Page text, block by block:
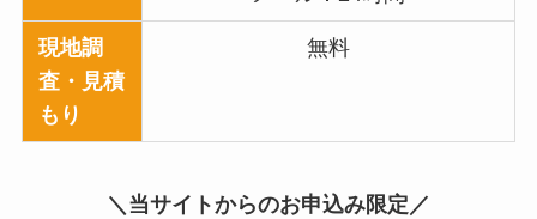
現地調
査・見積
もり
無料
＼当サイトからのお申込み限定／